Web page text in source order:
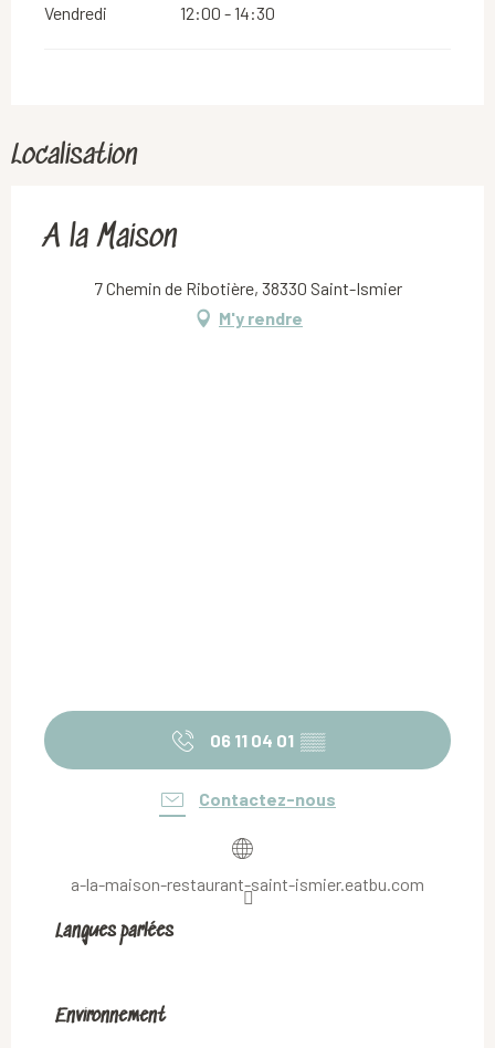
Vendredi 12:00 - 14:30
Localisation
A la Maison
7 Chemin de Ribotière, 38330 Saint-Ismier
M'y rendre
06 11 04 01 ▒▒
Contactez-nous
a-la-maison-restaurant-saint-ismier.eatbu.com
Langues parlées
Langues parlées
Environnement
Environnement